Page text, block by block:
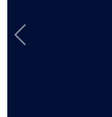
Previous